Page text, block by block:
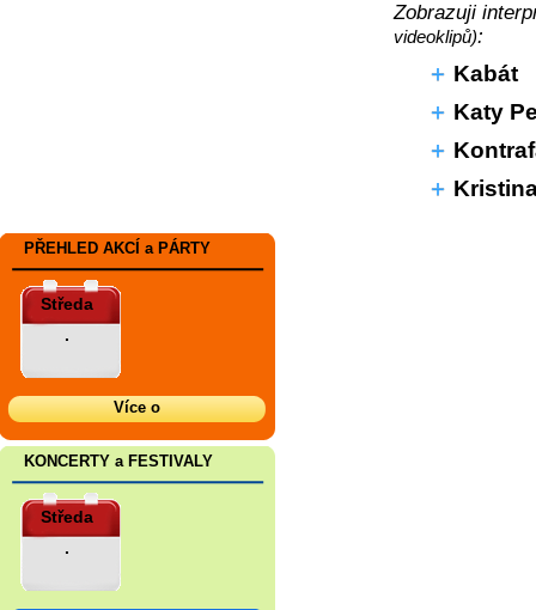
Zobrazuji
videoklipů):
Kabát
Katy
PŘEHLED AKCÍ a PÁRTY
Středa
.
Více o
KONCERTY a FESTIVALY
Středa
.